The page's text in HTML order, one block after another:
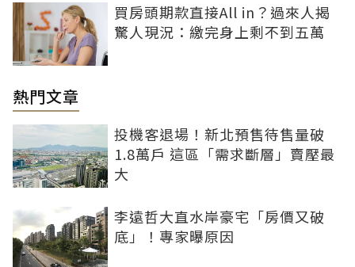
買房頭期款直接All in？過來人揭
驚人現況：繳完身上剩不到五萬
熱門文章
投機客退場！新北預售待售量破
1.8萬戶 這區「需求斷層」賣壓最
大
李遠哲大直水岸豪宅「房價又破
底」！專家曝原因